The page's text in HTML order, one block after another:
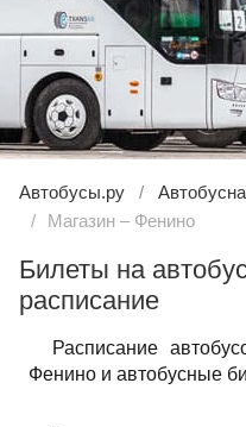
Автобусы.ру
Магазин – Фенино
Билеты на
расписание
Расписание
Фенино и автобусные